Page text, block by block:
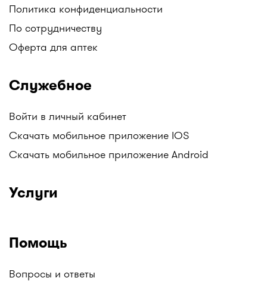
Политика конфиденциальности
По сотрудничеству
Оферта для аптек
Служебное
Войти в личный кабинет
Скачать мобильное приложение IOS
Скачать мобильное приложение Android
Услуги
Помощь
Вопросы и ответы